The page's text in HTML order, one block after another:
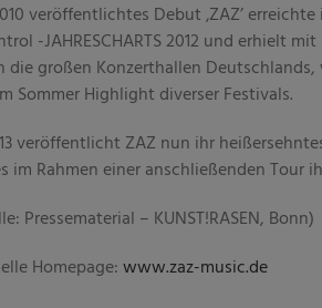
veröffentlichtes Debut ‚ZAZ’
-JAHRESCHARTS 2012 und erhielt
die großen Konzerthallen
Sommer Highlight diverser Festivals.
veröffentlicht ZAZ nun ihr
im Rahmen einer anschließenden Tour
Pressematerial – KUNST!RASEN, Bonn)
Homepage: www.zaz-music.de